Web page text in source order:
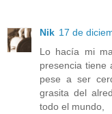
Nik 17 de
Lo hacía mi
presencia tiene
pese a ser
grasita del
todo el mundo,